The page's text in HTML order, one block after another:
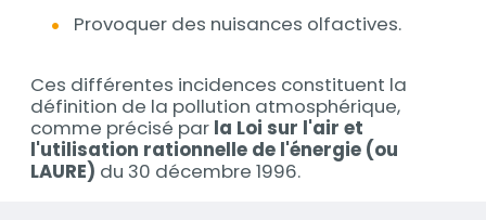
Provoquer des nuisances olfactives.
Ces différentes incidences constituent la
définition de la pollution atmosphérique,
comme précisé par la Loi sur l'air et
l'utilisation rationnelle de l'énergie (ou
LAURE) du 30 décembre 1996.